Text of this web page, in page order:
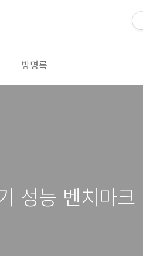
방명록
성능 벤치마크